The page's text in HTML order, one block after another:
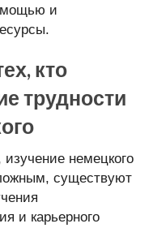
и
кто
трудности
немецкого
существуют
и карьерного